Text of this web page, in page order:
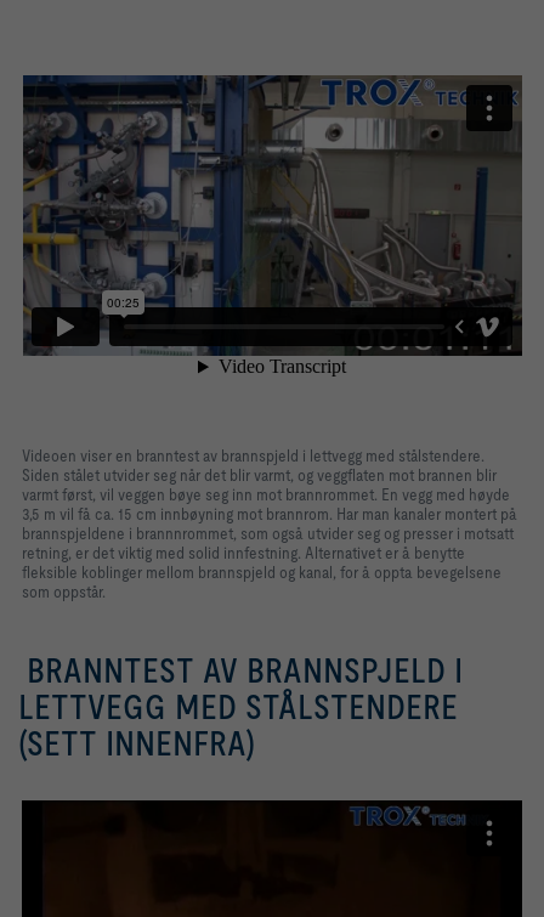
Videoen viser en branntest av brannspjeld i lettvegg med stålstendere.
Siden stålet utvider seg når det blir varmt, og veggflaten mot brannen blir
varmt først, vil veggen bøye seg inn mot brannrommet. En vegg med høyde
3,5 m vil få ca. 15 cm innbøyning mot brannrom. Har man kanaler montert på
brannspjeldene i brannnrommet, som også utvider seg og presser i motsatt
retning, er det viktig med solid innfestning. Alternativet er å benytte
fleksible koblinger mellom brannspjeld og kanal, for å oppta bevegelsene
som oppstår.
BRANNTEST AV BRANNSPJELD I
LETTVEGG MED STÅLSTENDERE
(SETT INNENFRA)